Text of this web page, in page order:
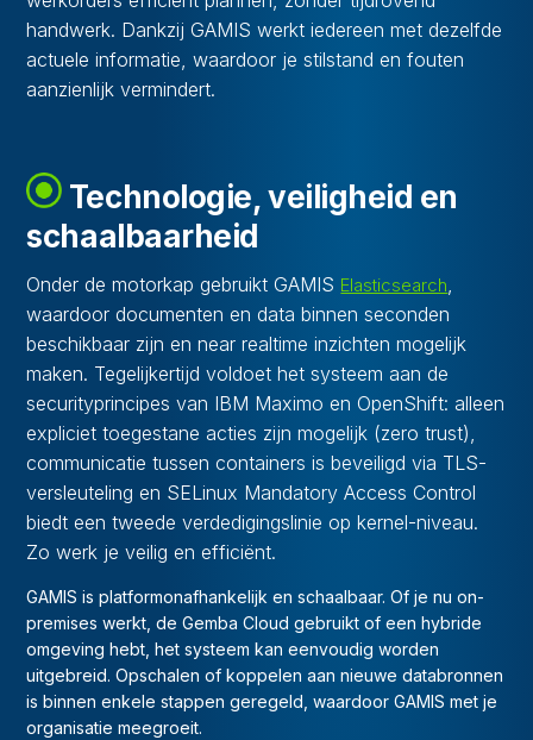
handwerk. Dankzij GAMIS werkt iedereen met dezelfde
actuele informatie, waardoor je stilstand en fouten
aanzienlijk vermindert.
Technologie, veiligheid en
schaalbaarheid
Onder de motorkap gebruikt GAMIS Elasticsearch,
waardoor documenten en data binnen seconden
beschikbaar zijn en near realtime inzichten mogelijk
maken. Tegelijkertijd voldoet het systeem aan de
securityprincipes van IBM Maximo en OpenShift: alleen
expliciet toegestane acties zijn mogelijk (zero trust),
communicatie tussen containers is beveiligd via TLS-
versleuteling en SELinux Mandatory Access Control
biedt een tweede verdedigingslinie op kernel-niveau.
Zo werk je veilig en efficiënt.
GAMIS is platformonafhankelijk en schaalbaar. Of je nu on-
premises werkt, de Gemba Cloud gebruikt of een hybride
omgeving hebt, het systeem kan eenvoudig worden
uitgebreid. Opschalen of koppelen aan nieuwe databronnen
is binnen enkele stappen geregeld, waardoor GAMIS met je
organisatie meegroeit.